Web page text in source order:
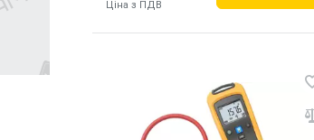
Ціна з ПДВ
Наявність на складі: Львів